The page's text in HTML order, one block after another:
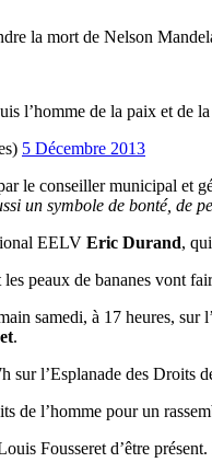
la mort de Nelson
l’homme de la paix et de
5 Décembre 2013
le conseiller municipal et
un symbole de bonté, de
EELV Eric Durand,
peaux de bananes vont
samedi, à 17 heures,
.
sur l’Esplanade des Droits
de l’homme pour un
Fousseret d’être